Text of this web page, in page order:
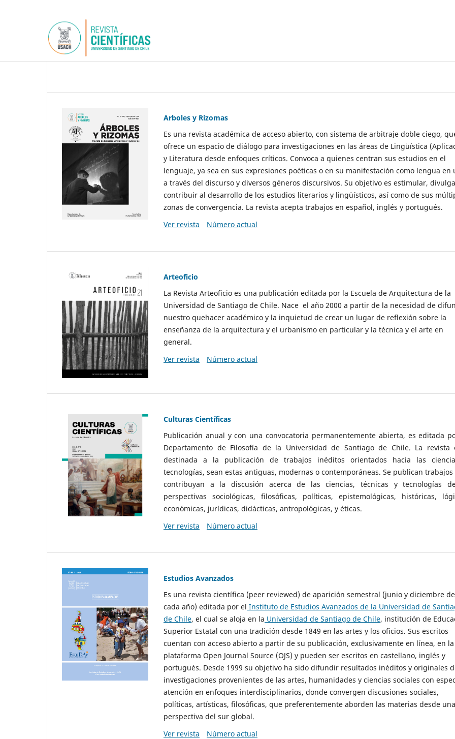
Arboles y Rizomas
Es una revista académica de acceso abierto, con sistema de arbitraje doble ciego,
ofrece un espacio de diálogo para investigaciones en las áreas de Lingüística
y Literatura desde enfoques críticos. Convoca a quienes centran sus estudios en el
lenguaje, ya sea en sus expresiones poéticas o en su manifestación como lengua en
a través del discurso y diversos géneros discursivos. Su objetivo es estimular,
contribuir al desarrollo de los estudios literarios y lingüísticos, así como de sus
zonas de convergencia. La revista acepta trabajos en español, inglés y portugués.
Ver revista
Número actual
Arteoficio
La Revista Arteoficio es una publicación editada por la Escuela de Arquitectura de la
Universidad de Santiago de Chile. Nace el año 2000 a partir de la necesidad de
nuestro quehacer académico y la inquietud de crear un lugar de reflexión sobre la
enseñanza de la arquitectura y el urbanismo en particular y la técnica y el arte en
general.
Ver revista
Número actual
Culturas Científicas
Publicación anual y con una convocatoria permanentemente abierta, es editada
Departamento de Filosofía de la Universidad de Santiago de Chile. La revista
destinada a la publicación de trabajos inéditos orientados hacia las
tecnologías, sean estas antiguas, modernas o contemporáneas. Se publican
contribuyan a la discusión acerca de las ciencias, técnicas y tecnologías
perspectivas sociológicas, filosóficas, políticas, epistemológicas, históricas,
económicas, jurídicas, didácticas, antropológicas, y éticas.
Ver revista
Número actual
Estudios Avanzados
Es una revista científica (peer reviewed) de aparición semestral (junio y diciembre de
cada año) editada por el Instituto de Estudios Avanzados de la Universidad de
de Chile, el cual se aloja en la Universidad de Santiago de Chile, institución de
Superior Estatal con una tradición desde 1849 en las artes y los oficios. Sus escritos
cuentan con acceso abierto a partir de su publicación, exclusivamente en línea, en la
plataforma Open Journal Source (OJS) y pueden ser escritos en castellano, inglés y
portugués. Desde 1999 su objetivo ha sido difundir resultados inéditos y originales
investigaciones provenientes de las artes, humanidades y ciencias sociales con
atención en enfoques interdisciplinarios, donde convergen discusiones sociales,
políticas, artísticas, filosóficas, que preferentemente aborden las materias desde una
perspectiva del sur global.
Ver revista
Número actual